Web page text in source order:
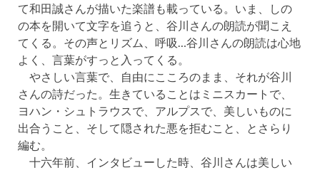
て和田誠さんが描いた楽譜も載っている。いま、しの
の本を開いて文字を追うと、谷川さんの朗読が聞こえ
てくる。その声とリズム、呼吸…谷川さんの朗読は心地
よく、言葉がすっと入ってくる。
やさしい言葉で、自由にこころのまま、それが谷川
さんの詩だった。生きていることはミニスカートで、
ヨハン・シュトラウスで、アルプスで、美しいものに
出合うこと、そして隠された悪を拒むこと、とさらり
編む。
十六年前、インタビューした時、谷川さんは美しい